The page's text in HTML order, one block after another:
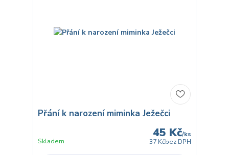
Přání k narození miminka Ježečci
45 Kč/ks
37 Kčbez DPH
Skladem